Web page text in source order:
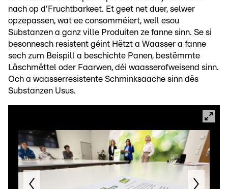
nach op d'Fruchtbarkeet. Et geet net duer, selwer
opzepassen, wat ee consomméiert, well esou
Substanzen a ganz ville Produiten ze fanne sinn. Se si
besonnesch resistent géint Hëtzt a Waasser a fanne
sech zum Beispill a beschichte Panen, bestëmmte
Läschmëttel oder Faarwen, déi waasserofweisend sinn.
Och a waasserresistente Schminksaache sinn dës
Substanzen Usus.